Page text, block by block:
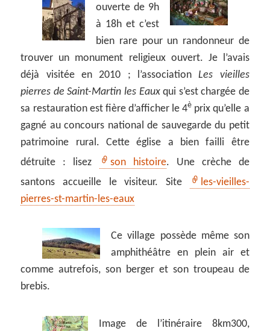
ouverte de 9h
à 18h et c’est
bien rare pour un randonneur de
trouver un monument religieux ouvert. Je l’avais
déjà visitée en 2010 ; l’associationLes vieilles
pierres de Saint-Martin les Eauxqui s’est chargée de
sa restauration est fière d’afficher le 4è prix qu’elle a
gagné au concours national de sauvegarde du petit
patrimoine rural. Cette église a bien failli être
détruite : lisez
son histoire. Une crèche de
santons accueille le visiteur. Site
les-vieilles-
pierres-st-martin-les-eaux
Ce village possède même son
amphithéâtre en plein air et
comme autrefois, son berger et son troupeau de
brebis.
Image de l’itinéraire 8km300,